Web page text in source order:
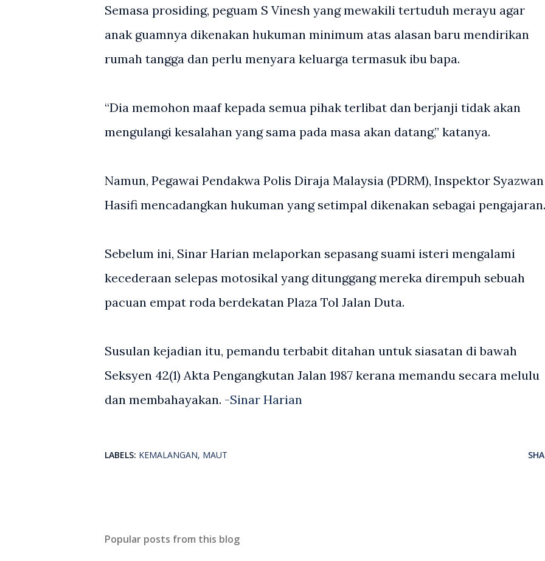
Semasa prosiding, peguam S Vinesh yang mewakili tertuduh merayu agar
anak guamnya dikenakan hukuman minimum atas alasan baru mendirikan
rumah tangga dan perlu menyara keluarga termasuk ibu bapa.
“Dia memohon maaf kepada semua pihak terlibat dan berjanji tidak akan
mengulangi kesalahan yang sama pada masa akan datang,” katanya.
Namun, Pegawai Pendakwa Polis Diraja Malaysia (PDRM), Inspektor Syazwan
Hasifi mencadangkan hukuman yang setimpal dikenakan sebagai pengajaran.
Sebelum ini, Sinar Harian melaporkan sepasang suami isteri mengalami
kecederaan selepas motosikal yang ditunggang mereka dirempuh sebuah
pacuan empat roda berdekatan Plaza Tol Jalan Duta.
Susulan kejadian itu, pemandu terbabit ditahan untuk siasatan di bawah
Seksyen 42(1) Akta Pengangkutan Jalan 1987 kerana memandu secara melulu
dan membahayakan. -Sinar Harian
LABELS: KEMALANGAN MAUT
Popular posts from this blog